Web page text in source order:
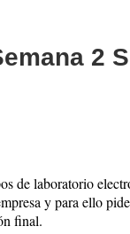
2
de laboratorio
y para ello
final.